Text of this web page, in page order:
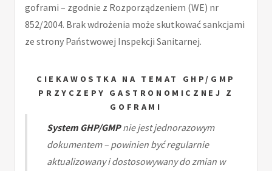
goframi – zgodnie z Rozporządzeniem (WE) nr
852/2004. Brak wdrożenia może skutkować sankcjami
ze strony Państwowej Inspekcji Sanitarnej.
CIEKAWOSTKA NA TEMAT GHP/GMP
PRZYCZEPY GASTRONOMICZNEJ Z
GOFRAMI
System GHP/GMPnie jest jednorazowym
dokumentem – powinien być regularnie
aktualizowany i dostosowywany do zmian w